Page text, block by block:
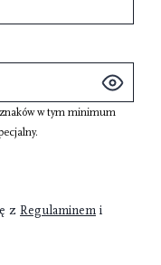
w tym minimum
.
z Regulaminem i